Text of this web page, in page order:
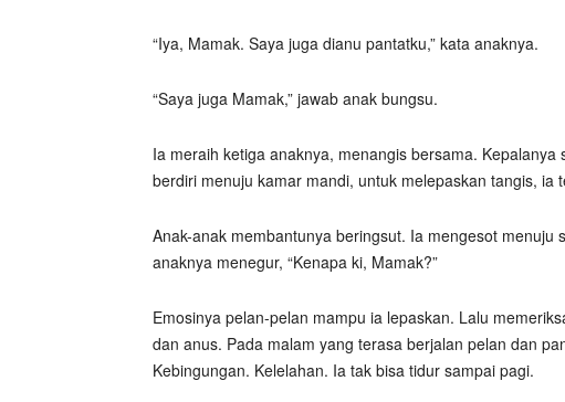
“Iya, Mamak. Saya juga dianu pantatku,” kata anaknya.
“Saya juga Mamak,” jawab anak bungsu.
Ia meraih ketiga anaknya, menangis bersama.
berdiri menuju kamar mandi, untuk melepaskan tangis, ia
Anak-anak membantunya beringsut. Ia mengesot menuju
anaknya menegur, “Kenapa ki, Mamak?”
Emosinya pelan-pelan mampu ia lepaskan. Lalu
dan anus. Pada malam yang terasa berjalan pelan dan
Kebingungan. Kelelahan. Ia tak bisa tidur sampai pagi.